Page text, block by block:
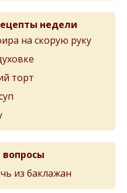
недели
на скорую руку
торт
из баклажан